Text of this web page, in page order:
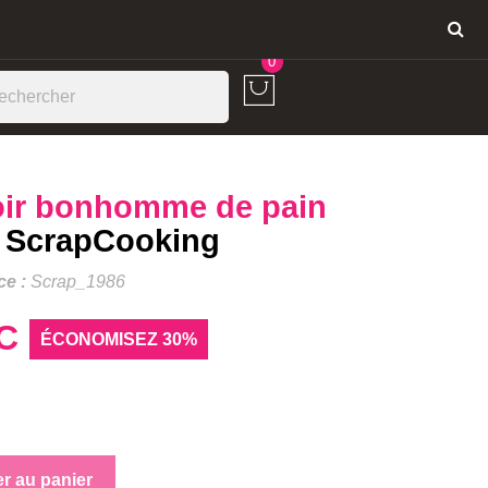
0
bonhomme de pain
ScrapCooking
: Scrap_1986
ÉCONOMISEZ 30%
au panier